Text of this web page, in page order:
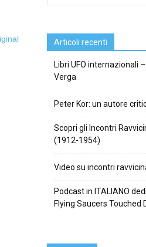
Articoli recenti
Libri UFO internazionali
Verga
Peter Kor: un autore
Scopri gli Incontri
(1912-1954)
Video su incontri
Podcast in ITALIANO
Flying Saucers Touched